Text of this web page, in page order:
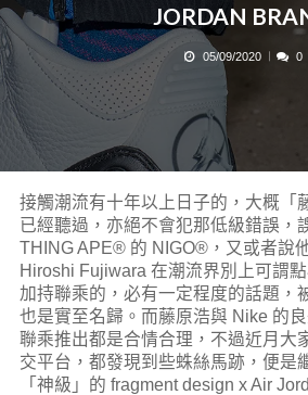
JORDAN
05/09/2020 0
接觸潮流有十年以上日子的，大概「
已經聽過，亦絕不會犯那低級錯誤，
THING APE® 的 NIGO®，又或者說
Hiroshi Fujiwara 在潮流界別上可謂
加持聯乘的，必有一定程度的話題，
也是實至名歸。而藤原浩與 Nike 的
聯乘推出都是合情合理，不過近月大
交平台，都發現到些蛛絲馬跡，便是
「神級」的 fragment design x Air